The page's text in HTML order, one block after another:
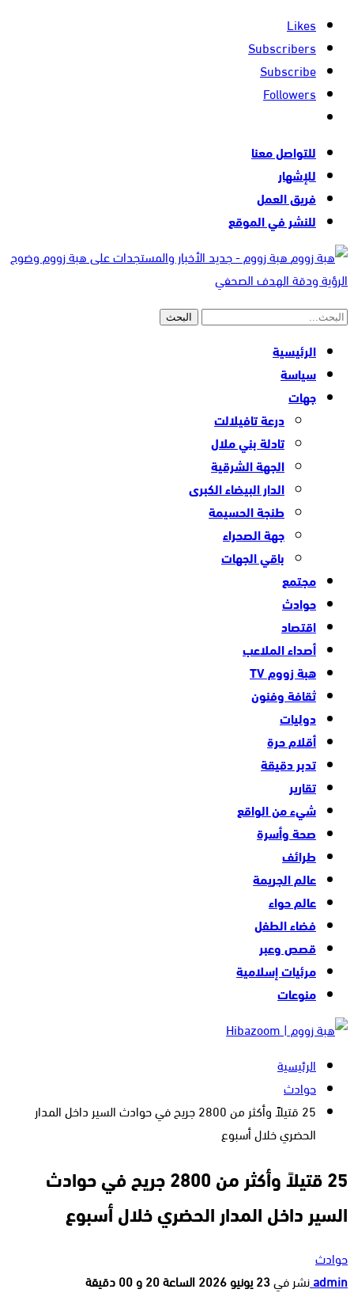
Likes
Subscribers
Subscribe
Followers
للتواصل معنا
للإشهار
فريق العمل
للنشر في الموقع
هبة زووم - جديد الأخبار والمستجدات على هبة زووم وضوح
الرؤية ودقة الهدف الصحفي
الرئيسية
سياسة
جهات
درعة تافيلالت
تادلة بني ملال
الجهة الشرقية
الدار البيضاء الكبرى
طنجة الحسيمة
جهة الصحراء
باقي الجهات
مجتمع
حوادث
اقتصاد
أصداء الملاعب
هبة زووم TV
ثقافة وفنون
دوليات
أقلام حرة
تدبر دقيقة
تقارير
شيء من الواقع
صحة وأسرة
طرائف
عالم الجريمة
عالم حواء
فضاء الطفل
قصص وعبر
مرئيات إسلامية
منوعات
الرئيسية
حوادث
25 قتيلاً وأكثر من 2800 جريح في حوادث السير داخل المدار
الحضري خلال أسبوع
25 قتيلاً وأكثر من 2800 جريح في حوادث
السير داخل المدار الحضري خلال أسبوع
حوادث
adminنشر في23 يونيو 2026 الساعة 20 و 00 دقيقة